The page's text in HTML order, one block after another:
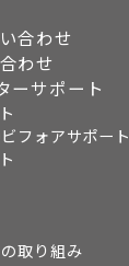
合わせ
わせ
ーサポート
フォアサポート
取り組み